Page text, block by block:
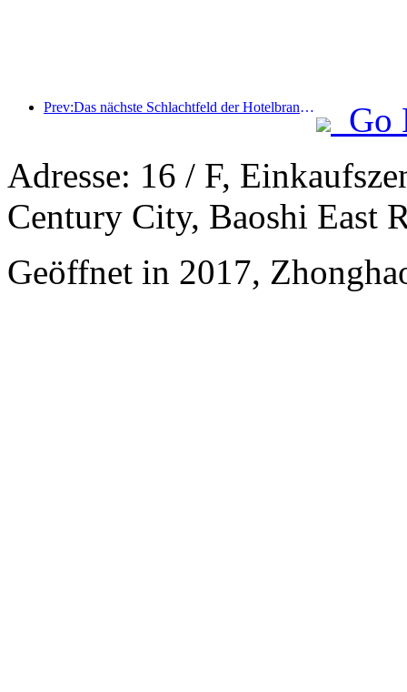
Prev:Das nächste Schlachtfeld der Hotelbranche liegt in den nachhaltigen Genen von Möbeln
Go
Adresse: 16 / F,
Century City, Baoshi East
Geöffnet in 2017,